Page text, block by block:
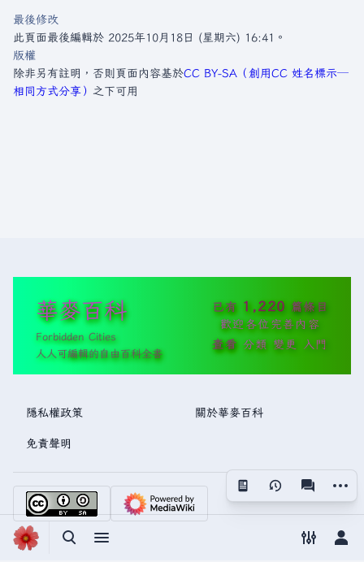
切換搜尋切換選單 切換偏好
切
視圖 更多
最後修改
此頁面最後編輯於 2025年10月18日 (星期六) 16:41。
版權
除非另有註明，否則頁面內容基於CC BY-SA（創用CC 姓名標示─
相同方式分享） 之下可用
華麥百科
Forbidden Cities
人人可編輯的自由百科全書
已有 1,220 篇條目
歡迎各位完善內容
查看 分類 變更 入門
隱私權政策 關於華麥百科
免責聲明